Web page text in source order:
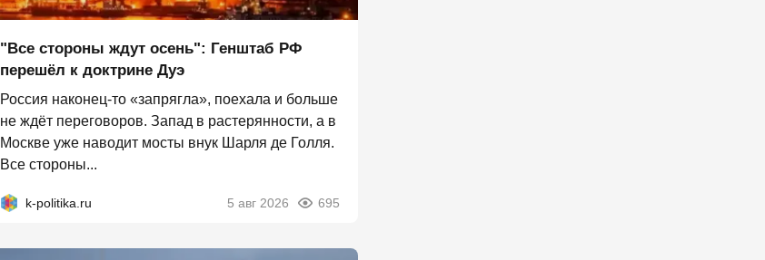
"Все стороны ждут осень": Генштаб РФ
перешёл к доктрине Дуэ
Россия наконец-то «запрягла», поехала и больше
не ждёт переговоров. Запад в растерянности, а в
Москве уже наводит мосты внук Шарля де Голля.
Все стороны...
k-politika.ru 5 авг 2026 695